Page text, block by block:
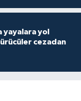
yayalara yol
cezadan